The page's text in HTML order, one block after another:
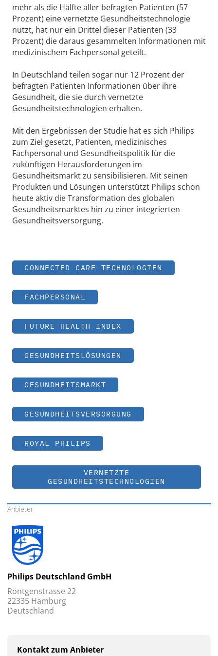
mehr als die Hälfte aller befragten Patienten (57
Prozent) eine vernetzte Gesundheitstechnologie
nutzt, hat nur ein Drittel dieser Patienten (33
Prozent) die daraus gesammelten Informationen mit
medizinischem Fachpersonal geteilt.
In Deutschland teilen sogar nur 12 Prozent der
befragten Patienten Informationen über ihre
Gesundheit, die sie durch vernetzte
Gesundheitstechnologien erhalten.
Mit den Ergebnissen der Studie hat es sich Philips
zum Ziel gesetzt, Patienten, medizinisches
Fachpersonal und Gesundheitspolitik für die
zukünftigen Herausforderungen im
Gesundheitsmarkt zu sensibilisieren. Mit seinen
Produkten und Lösungen unterstützt Philips schon
heute aktiv die Transformation des globalen
Gesundheitsmarktes hin zu einer integrierten
Gesundheitsversorgung.
CONNECTED CARE TECHNOLOGIEN
FACHPERSONAL
FUTURE HEALTH INDEX
GESUNDHEITSLÖSUNGEN
GESUNDHEITSMARKT
GESUNDHEITSVERSORGUNG
ROYAL PHILIPS
VERNETZTE
GESUNDHEITSTECHNOLOGIEN
Anbieter
Philips Deutschland GmbH
Röntgenstrasse 22
22335 Hamburg
Deutschland
Kontakt zum Anbieter